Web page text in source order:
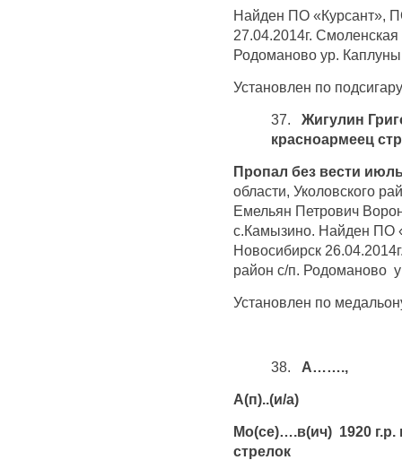
Найден ПО «Курсант»,
27.04.2014г.
Родоманово ур. Каплуны
Установлен по
37. Жигулин
красноармеец
Пропал без вести
области, Уколовского
Емельян Петрович
с.Камызино. Найден ПО
Новосибирск
район с/п. Родоманово
Установлен по
38. А…….,
А(п)..(и/а)
Мо(се)….в(ич)
стрелок